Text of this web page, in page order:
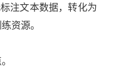
注文本数据，转化为
资源。